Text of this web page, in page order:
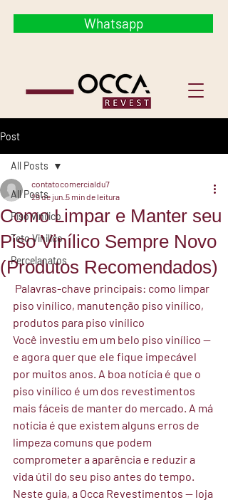
Whatsapp
Post
All Posts
Piso vinilico
Teto Vinilico
Percelanatos
All Posts
Como Limpar e Manter seu
Piso Vinílico Sempre Novo
(Produtos Recomendados)
contatocomercialdu7
29 de jun. 5 min de leitura
Palavras-chave principais: como limpar
piso vinílico, manutenção piso vinílico,
produtos para piso vinílico
Você investiu em um belo piso vinílico —
e agora quer que ele fique impecável
por muitos anos. A boa notícia é que o
piso vinílico é um dos revestimentos
mais fáceis de manter do mercado. A má
notícia é que existem alguns erros de
limpeza comuns que podem
comprometer a aparência e reduzir a
vida útil do seu piso antes do tempo.
Neste guia, a Occa Revestimentos — loja